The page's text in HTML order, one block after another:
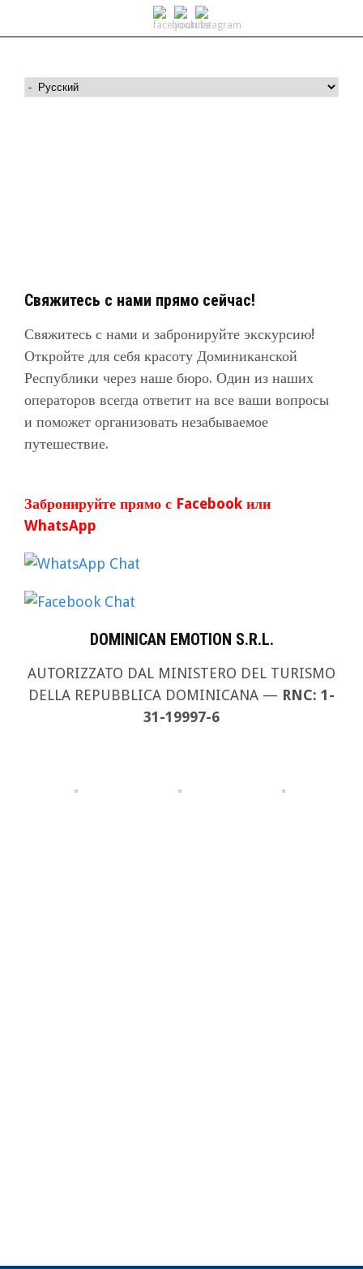
Свяжитесь с нами прямо сейчас!
Свяжитесь с нами и забронируйте экскурсию!
Откройте для себя красоту Доминиканской
Республики через наше бюро. Один из наших
операторов всегда ответит на все ваши вопросы
и поможет организовать незабываемое
путешествие.
Забронируйте прямо с Facebook или
WhatsApp
DOMINICAN EMOTION S.R.L.
AUTORIZZATO DAL MINISTERO DEL TURISMO
DELLA REPUBBLICA DOMINICANA — RNC: 1-
31-19997-6